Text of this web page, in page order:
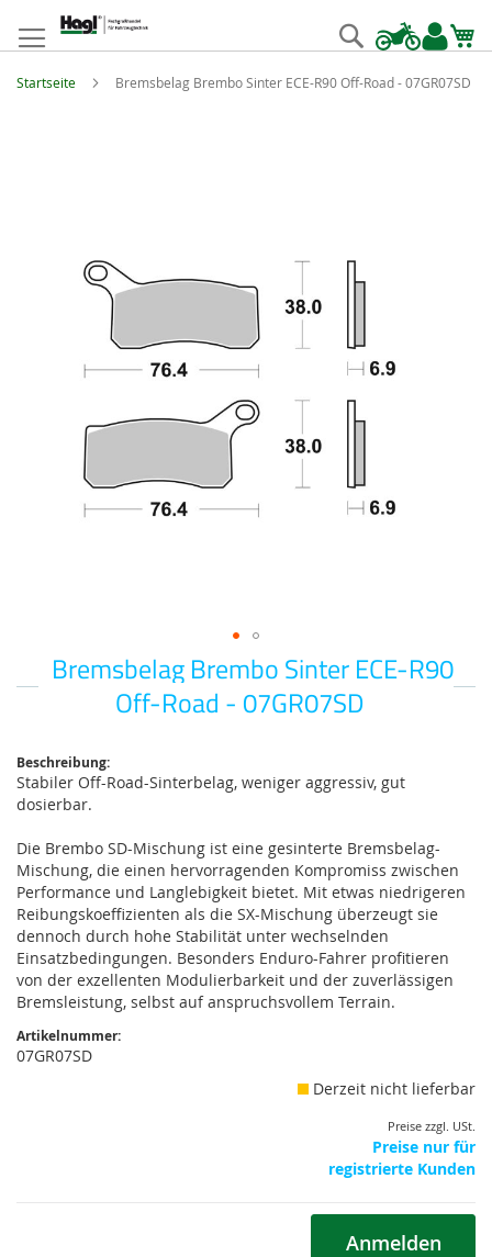
springen
Suche
Startseite Bremsbelag Brembo Sinter ECE-R90 Off-Road - 07GR07SD
Bremsbelag Brembo Sinter ECE-R90
Off-Road - 07GR07SD
Anfang
Beschreibung:
Stabiler Off-Road-Sinterbelag, weniger aggressiv, gut
dosierbar.
Die Brembo SD-Mischung ist eine gesinterte Bremsbelag-
Mischung, die einen hervorragenden Kompromiss zwischen
Performance und Langlebigkeit bietet. Mit etwas niedrigeren
Reibungskoeffizienten als die SX-Mischung überzeugt sie
dennoch durch hohe Stabilität unter wechselnden
Einsatzbedingungen. Besonders Enduro-Fahrer profitieren
von der exzellenten Modulierbarkeit und der zuverlässigen
Bremsleistung, selbst auf anspruchsvollem Terrain.
Artikelnummer:
07GR07SD
Derzeit nicht lieferbar
Preise zzgl. USt.
Preise nur für
registrierte Kunden
Anmelden